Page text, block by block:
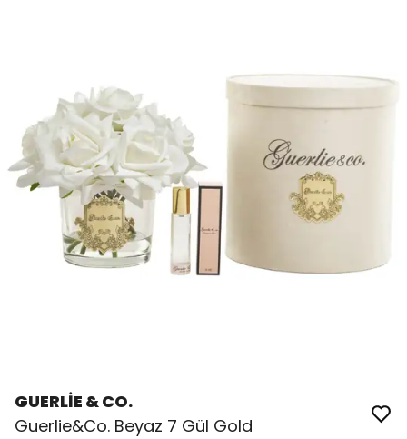
GUERLİE & CO.
Guerlie&Co. Beyaz 7 Gül Gold